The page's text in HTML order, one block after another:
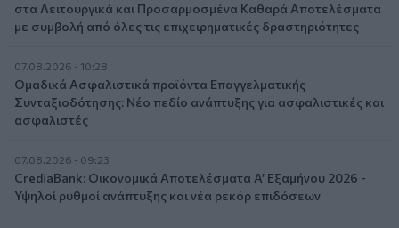
στα Λειτουργικά και Προσαρμοσμένα Καθαρά Αποτελέσματα
με συμβολή από όλες τις επιχειρηματικές δραστηριότητες
07.08.2026 - 10:28
Ομαδικά Ασφαλιστικά προϊόντα Επαγγελματικής
Συνταξιοδότησης: Νέο πεδίο ανάπτυξης για ασφαλιστικές και
ασφαλιστές
07.08.2026 - 09:23
CrediaBank: Οικονομικά Αποτελέσματα A’ Εξαμήνου 2026 -
Υψηλοί ρυθμοί ανάπτυξης και νέα ρεκόρ επιδόσεων